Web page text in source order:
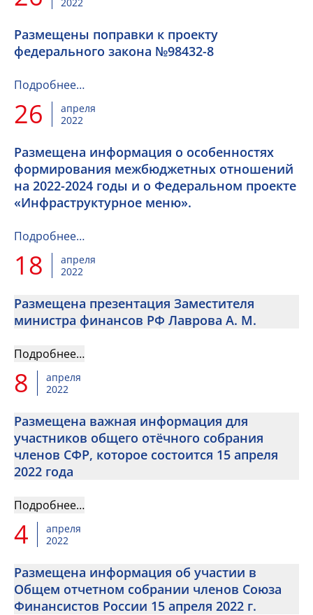
Размещены поправки к проекту
федерального закона №98432-8
Подробнее…
26
апреля
2022
Размещена информация о особенностях
формирования межбюджетных отношений
на 2022-2024 годы и о Федеральном проекте
«Инфраструктурное меню».
Подробнее…
18
апреля
2022
Размещена презентация Заместителя
министра финансов РФ Лаврова А. М.
Подробнее…
8
апреля
2022
Размещена важная информация для
участников общего отёчного собрания
членов СФР, которое состоится 15 апреля
2022 года
Подробнее…
4
апреля
2022
Размещена информация об участии в
Общем отчетном собрании членов Союза
Финансистов России 15 апреля 2022 г.